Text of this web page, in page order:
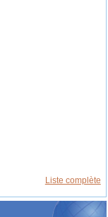
Liste complète